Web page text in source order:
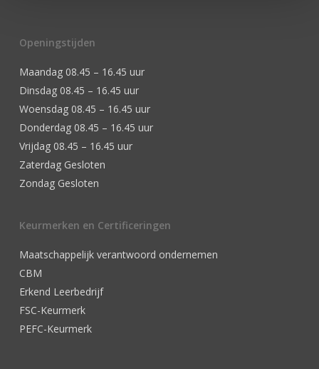
Openingstijden
Maandag 08.45 – 16.45 uur
Dinsdag 08.45 – 16.45 uur
Woensdag 08.45 – 16.45 uur
Donderdag 08.45 – 16.45 uur
Vrijdag 08.45 – 16.45 uur
Zaterdag Gesloten
Zondag Gesloten
Keurmerken en Certificeringen
Maatschappelijk verantwoord ondernemen
CBM
Erkend Leerbedrijf
FSC-Keurmerk
PEFC-Keurmerk